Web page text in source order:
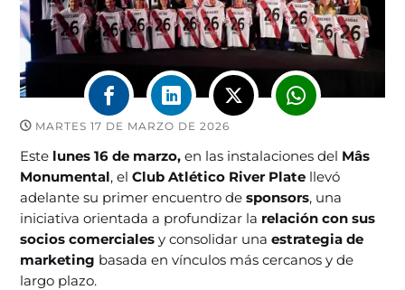
MARTES 17 DE MARZO DE 2026
Este lunes 16 de marzo, en las instalaciones del Mâs
Monumental, elClub Atlético River Plate llevó
adelante su primer encuentro desponsors, una
iniciativa orientada a profundizar la relación con sus
socios comerciales y consolidar unaestrategia de
marketing basada en vínculos más cercanos y de
largo plazo.